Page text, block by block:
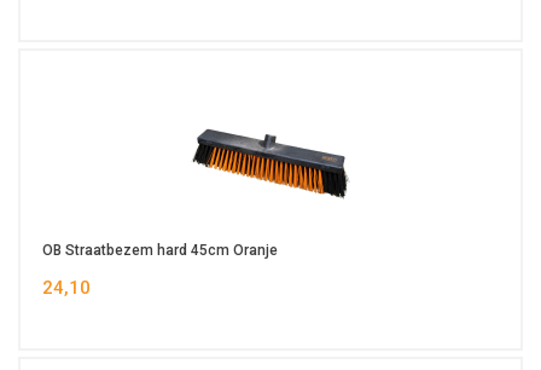
OB Straatbezem hard 45cm Oranje
24,10